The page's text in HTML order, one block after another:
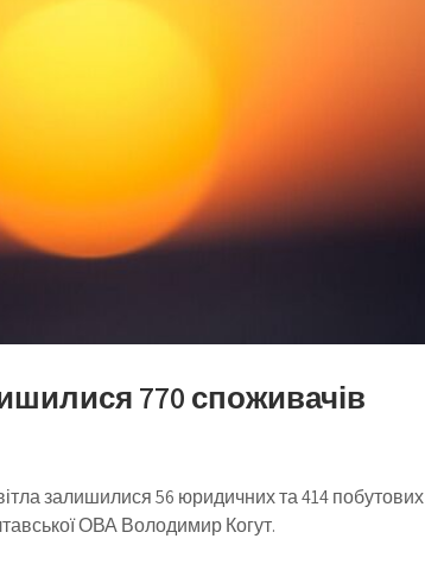
770 споживачів
залишилися 56 юридичних та 414 побутових
ОВА Володимир Когут.